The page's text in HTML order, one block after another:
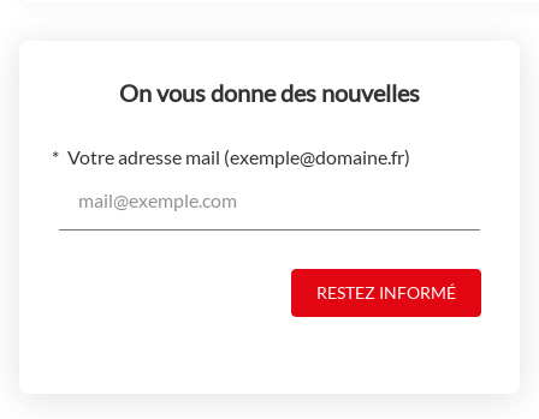
On vous donne des nouvelles
Votre adresse mail (exemple@domaine.fr)
RESTEZ INFORMÉ